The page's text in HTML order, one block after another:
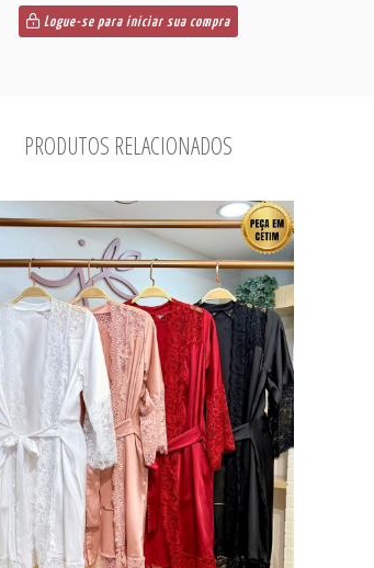
Logue-se para iniciar sua compra
PRODUTOS RELACIONADOS